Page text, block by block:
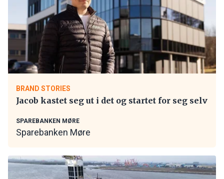
BRAND STORIES
Jacob kastet seg ut i det og startet for seg selv
SPAREBANKEN MØRE
Sparebanken Møre